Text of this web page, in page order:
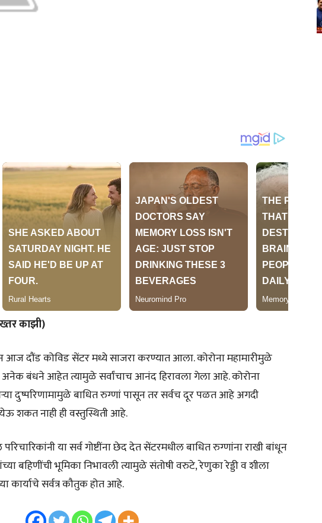
काझी)
आज दौंड कोविड सेंटर मध्ये साजरा करण्यात आला. कोरोना महामारीमुळे
बंधने आहेत त्यामुळे सर्वांचाच आनंद हिरावला गेला आहे. कोरोना
दुष्परिणामामुळे बाधित रुग्णां पासून तर सर्वच दूर पळत आहे अगदी
शकत नाही ही वस्तुस्थिती आहे.
या सर्व गोष्टींना छेद देत सेंटरमधील बाधित रुग्णांना राखी बांधून
बहिणींची भूमिका निभावली त्यामुळे संतोषी वरुटे, रेणुका रेड्डी व शीला
कार्याचे सर्वत्र कौतुक होत आहे.